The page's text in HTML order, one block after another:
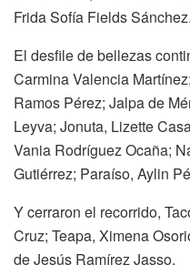
Frida Sofía Fields Sánchez.
El desfile de bellezas
Carmina Valencia
Ramos Pérez; Jalpa de
Leyva; Jonuta, Lizette
Vania Rodríguez Ocaña;
Gutiérrez; Paraíso, Aylin
Y cerraron el recorrido,
Cruz; Teapa, Ximena
de Jesús Ramírez Jasso.